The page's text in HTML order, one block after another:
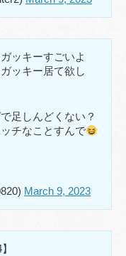
ッキーすごいよ
ッキー居て欲し
足しんどくない？
チなことすんで
March 9, 2023